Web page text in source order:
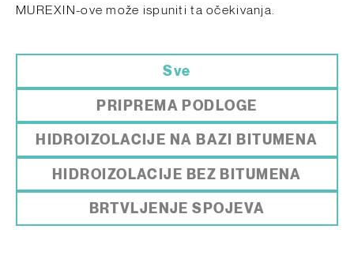
MUREXIN-ove može ispuniti ta očekivanja.
Sve
PRIPREMA PODLOGE
HIDROIZOLACIJE NA BAZI BITUMENA
HIDROIZOLACIJE BEZ BITUMENA
BRTVLJENJE SPOJEVA